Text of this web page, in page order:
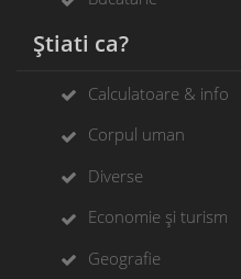
Știati ca?
Calculatoare & info
Corpul uman
Diverse
Economie și turism
Geografie